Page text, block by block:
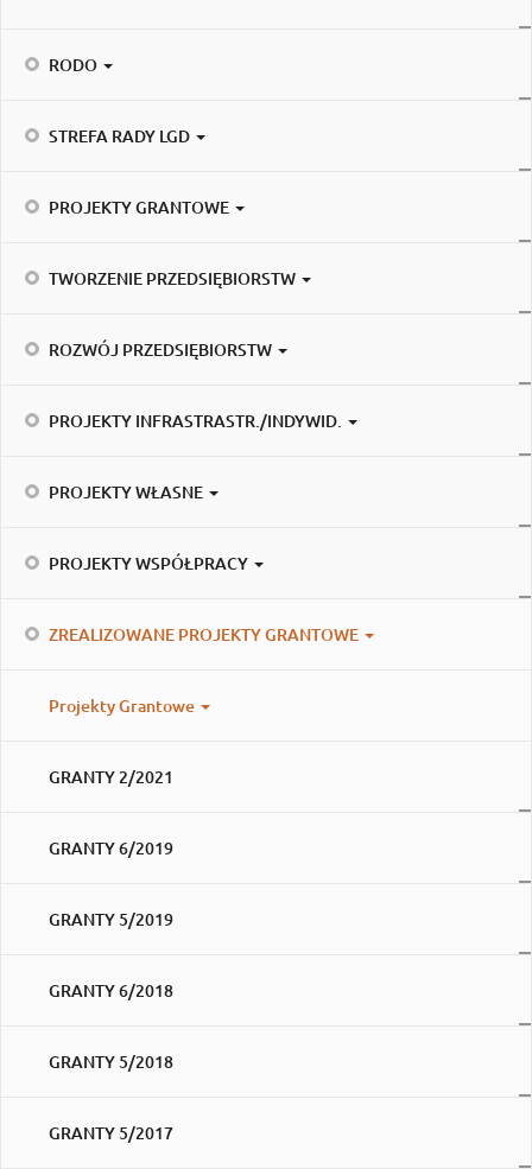
RODO
STREFA RADY LGD
PROJEKTY GRANTOWE
TWORZENIE PRZEDSIĘBIORSTW
ROZWÓJ PRZEDSIĘBIORSTW
PROJEKTY INFRASTRASTR./INDYWID.
PROJEKTY WŁASNE
PROJEKTY WSPÓŁPRACY
ZREALIZOWANE PROJEKTY GRANTOWE
Projekty Grantowe
GRANTY 2/2021
GRANTY 6/2019
GRANTY 5/2019
GRANTY 6/2018
GRANTY 5/2018
GRANTY 5/2017